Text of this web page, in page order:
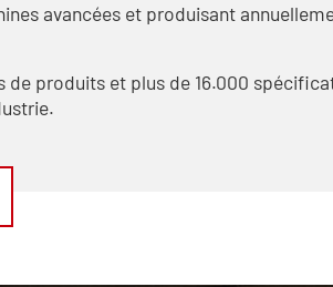
avancées et produisant
de produits et plus de 16.000